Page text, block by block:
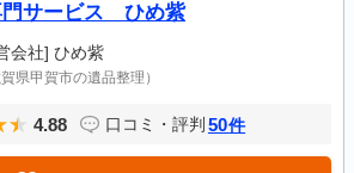
門サービス ひめ紫
会社] ひめ紫
賀県甲賀市の遺品整理）
4.88 口コミ・評判 50件